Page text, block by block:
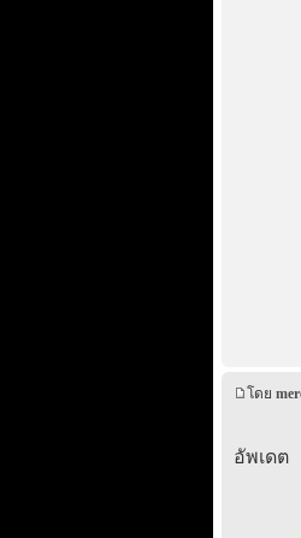
โดย
อัพเดต